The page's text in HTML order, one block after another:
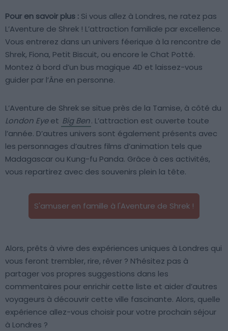
Pour en savoir plus : Si vous allez à Londres, ne ratez pas
L’Aventure de Shrek ! L’attraction familiale par excellence.
Vous entrerez dans un univers féerique à la rencontre de
Shrek, Fiona, Petit Biscuit, ou encore le Chat Potté.
Montez à bord d’un bus magique 4D et laissez-vous
guider par l’Âne en personne.
L’Aventure de Shrek se situe près de la Tamise, à côté du
London Eyeet Big Ben. L’attraction est ouverte toute
l’année. D’autres univers sont également présents avec
les personnages d’autres films d’animation tels que
Madagascar ou Kung-fu Panda. Grâce à ces activités,
vous repartirez avec des souvenirs plein la tête.
S'amuser en famille à l'Aventure de Shrek !
Alors, prêts à vivre des expériences uniques à Londres qui
vous feront trembler, rire, rêver ? N’hésitez pas à
partager vos propres suggestions dans les
commentaires pour enrichir cette liste et aider d’autres
voyageurs à découvrir cette ville fascinante. Alors, quelle
expérience allez-vous choisir pour votre prochain séjour
à Londres ?